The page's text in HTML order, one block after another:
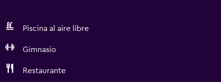
Piscina al aire libre
Gimnasio
Restaurante